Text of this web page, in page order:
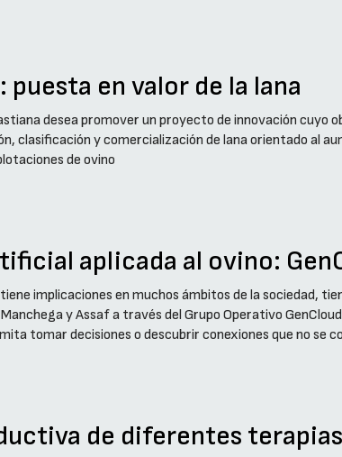
puesta en valor de la lana
desea promover un proyecto de innovación cuyo
clasificación y comercialización de lana orientado al
de ovino
aplicada al ovino:
implicaciones en muchos ámbitos de la sociedad,
y Assaf a través del Grupo Operativo
tomar decisiones o descubrir conexiones que no se
de diferentes